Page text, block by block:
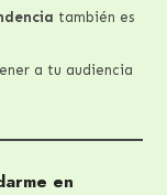
también es
a tu audiencia
en